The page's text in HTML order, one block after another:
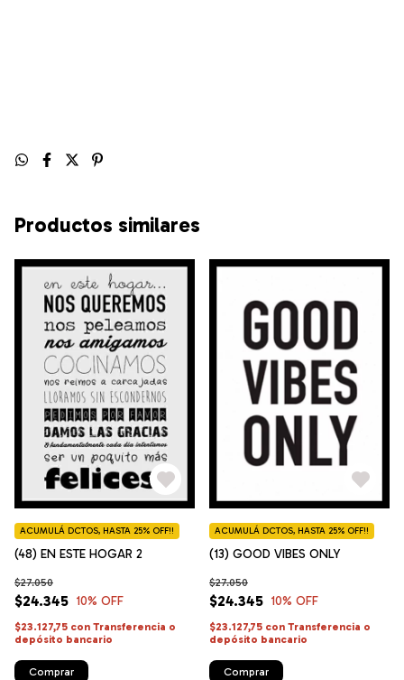
Productos similares
(48) EN ESTE HOGAR 2
$24.345
$27.050
10% OFF
ACUMULÁ DCTOS, HASTA 25% OFF!!
$23.127,75 con Transferencia o
depósito bancario
Comprar
(13) GOOD VIBES ONLY
$24.345
$27.050
10% OFF
ACUMULÁ DCTOS, HASTA 25% OFF!!
$23.127,75 con Transferencia o
depósito bancario
Comprar